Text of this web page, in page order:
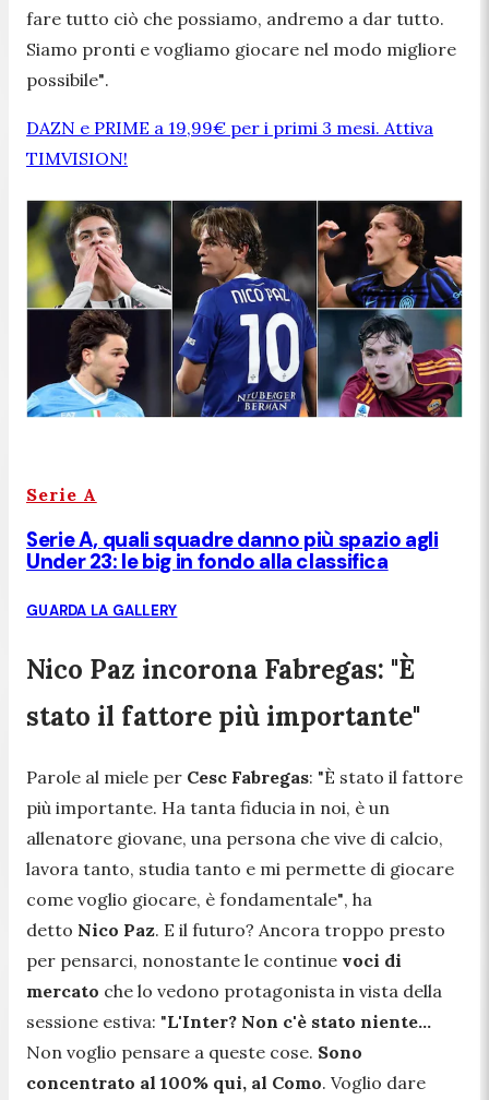
fare tutto ciò che possiamo, andremo a dar tutto.
Siamo pronti e vogliamo giocare nel modo migliore
possibile".
DAZN e PRIME a 19,99€ per i primi 3 mesi. Attiva
TIMVISION!
Serie A
Serie A, quali squadre danno più spazio agli
Under 23: le big in fondo alla classifica
GUARDA LA GALLERY
Nico Paz incorona Fabregas: "È
stato il fattore più importante"
Parole al miele per Cesc Fabregas: "È stato il fattore
più importante. Ha tanta fiducia in noi, è un
allenatore giovane, una persona che vive di calcio,
lavora tanto, studia tanto e mi permette di giocare
come voglio giocare, è fondamentale", ha
detto Nico Paz. E il futuro? Ancora troppo presto
per pensarci, nonostante le continue voci di
mercato che lo vedono protagonista in vista della
sessione estiva: "L'Inter? Non c'è stato niente...
Non voglio pensare a queste cose. Sono
concentrato al 100% qui, al Como. Voglio dare